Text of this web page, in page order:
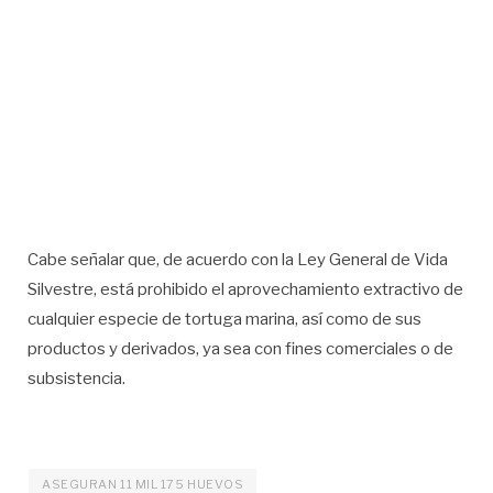
Cabe señalar que, de acuerdo con la Ley General de Vida
Silvestre, está prohibido el aprovechamiento extractivo de
cualquier especie de tortuga marina, así como de sus
productos y derivados, ya sea con fines comerciales o de
subsistencia.
ASEGURAN 11 MIL 175 HUEVOS